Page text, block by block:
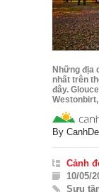
Những địa
nhất trên
đây.
By
Cảnh
10/05/
Sưu